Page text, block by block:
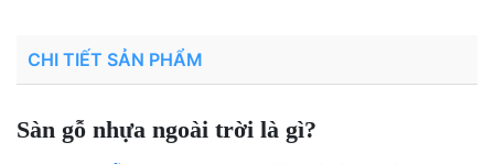
CHI TIẾT SẢN PHẨM
Sàn gỗ nhựa ngoài trời là gì?